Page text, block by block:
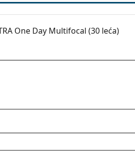
ULTRA One Day Multifocal?
za uporabu.
One Day Multifocal (30 leća)